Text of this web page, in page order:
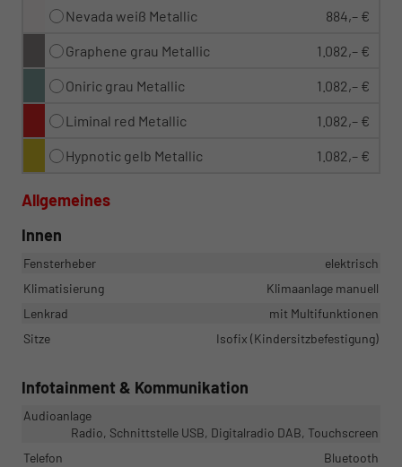
Nevada weiß Metallic 884,– €
Graphene grau Metallic 1.082,– €
Oniric grau Metallic 1.082,– €
Liminal red Metallic 1.082,– €
Hypnotic gelb Metallic 1.082,– €
Allgemeines
Innen
Fensterheber
elektrisch
Klimatisierung
Klimaanlage manuell
Lenkrad
mit Multifunktionen
Sitze
Isofix (Kindersitzbefestigung)
Infotainment & Kommunikation
Audioanlage
Radio, Schnittstelle USB, Digitalradio DAB, Touchscreen
Telefon
Bluetooth